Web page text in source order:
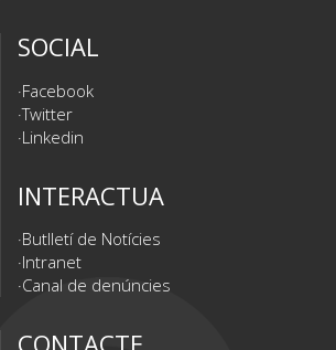
SOCIAL
Facebook
Twitter
Linkedin
INTERACTUA
Butlletí de Notícies
Intranet
Canal de denúncies
CONTACTE